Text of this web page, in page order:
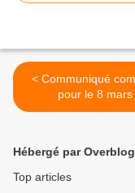
< Communiqué commun
pour le 8 mars
Hébergé par Overblog
Top articles